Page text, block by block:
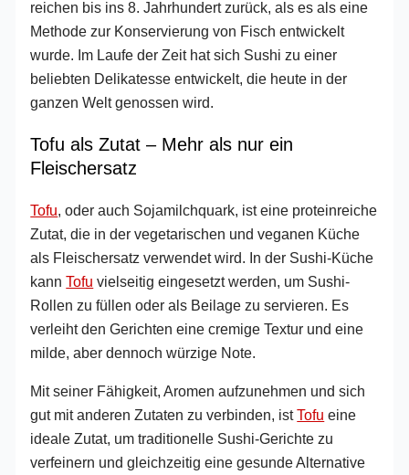
reichen bis ins 8. Jahrhundert zurück, als es als eine
Methode zur Konservierung von Fisch entwickelt
wurde. Im Laufe der Zeit hat sich Sushi zu einer
beliebten Delikatesse entwickelt, die heute in der
ganzen Welt genossen wird.
Tofu als Zutat – Mehr als nur ein
Fleischersatz
Tofu, oder auch Sojamilchquark, ist eine proteinreiche
Zutat, die in der vegetarischen und veganen Küche
als Fleischersatz verwendet wird. In der Sushi-Küche
kannTofu vielseitig eingesetzt werden, um Sushi-
Rollen zu füllen oder als Beilage zu servieren. Es
verleiht den Gerichten eine cremige Textur und eine
milde, aber dennoch würzige Note.
Mit seiner Fähigkeit, Aromen aufzunehmen und sich
gut mit anderen Zutaten zu verbinden, istTofu eine
ideale Zutat, um traditionelle Sushi-Gerichte zu
verfeinern und gleichzeitig eine gesunde Alternative